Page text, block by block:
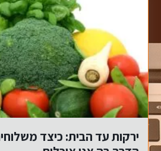
ירקות עד הבית: כיצד